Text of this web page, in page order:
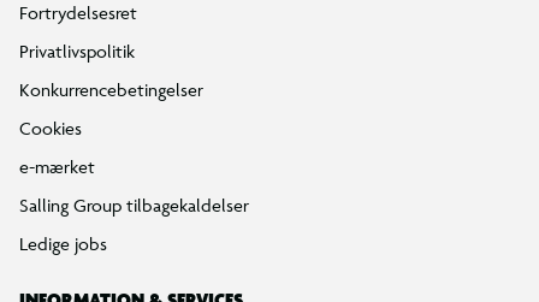
Fortrydelsesret
Privatlivspolitik
Konkurrencebetingelser
Cookies
e-mærket
Salling Group tilbagekaldelser
Ledige jobs